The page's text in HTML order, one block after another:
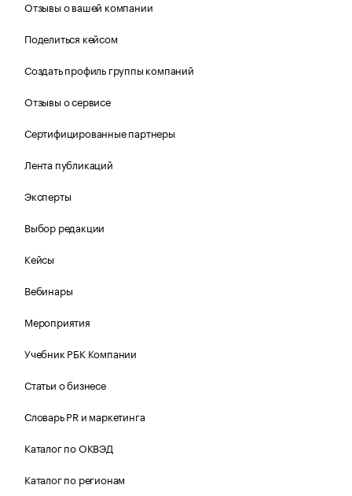
Отзывы о вашей компании
Поделиться кейсом
Создать профиль группы компаний
Отзывы о сервисе
Сертифицированные партнеры
Лента публикаций
Эксперты
Выбор редакции
Кейсы
Вебинары
Мероприятия
Учебник РБК Компании
Статьи о бизнесе
Словарь PR и маркетинга
Каталог по ОКВЭД
Каталог по регионам